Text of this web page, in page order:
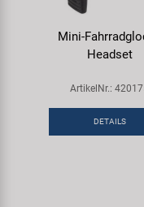
Mini-
Headset
ArtikelNr.:
DETAILS